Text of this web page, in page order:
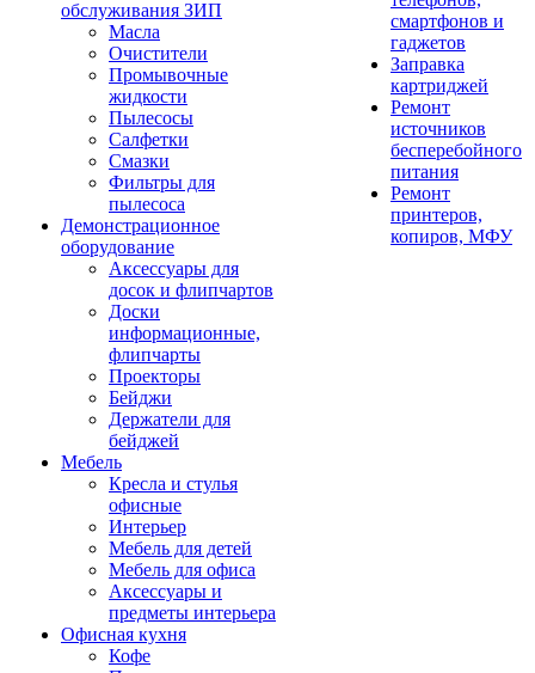
обслуживания ЗИП
Масла
Очистители
Промывочные
жидкости
Пылесосы
Салфетки
Смазки
Фильтры для
пылесоса
Демонстрационное
оборудование
Аксессуары для
досок и флипчартов
Доски
информационные,
флипчарты
Проекторы
Бейджи
Держатели для
бейджей
Мебель
Кресла и стулья
офисные
Интерьер
Мебель для детей
Мебель для офиса
Аксессуары и
предметы интерьера
Офисная кухня
Кофе
смартфонов и
гаджетов
Заправка
картриджей
Ремонт
источников
бесперебойного
питания
Ремонт
принтеров,
копиров, МФУ